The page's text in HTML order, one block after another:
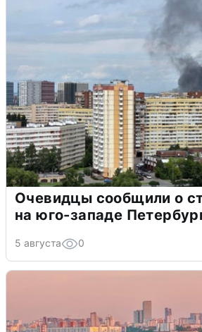
Очевидцы сообщили о
на юго-западе
5 августа 0